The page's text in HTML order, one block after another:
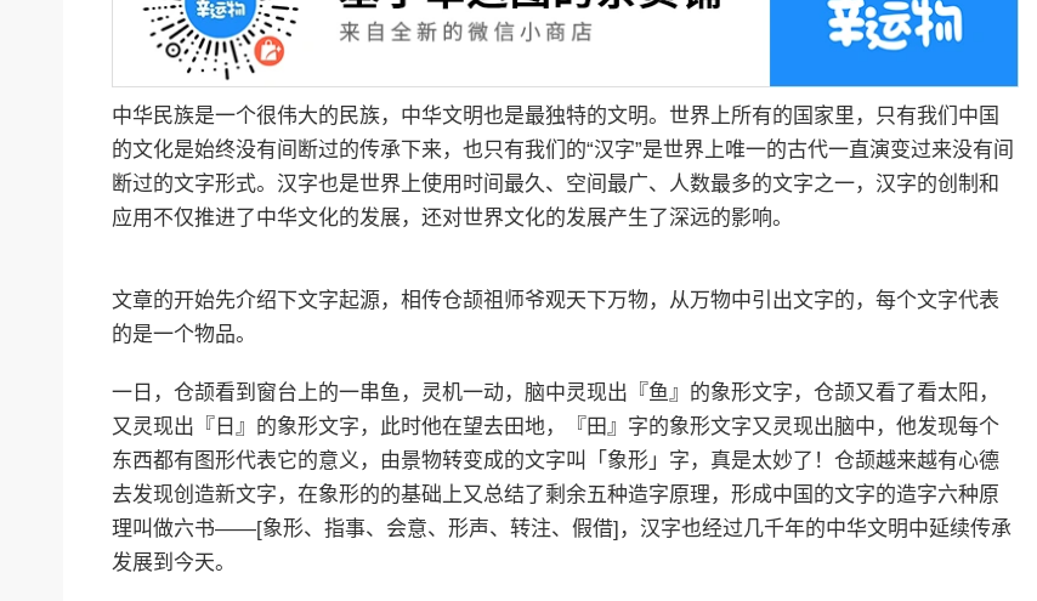
中华民族是一个很伟大的民族，中华文明也是最独特的文明。世界上所有的国家里，只有我们中国
的文化是始终没有间断过的传承下来，也只有我们的“汉字”是世界上唯一的古代一直演变过来没有间
断过的文字形式。汉字也是世界上使用时间最久、空间最广、人数最多的文字之一，汉字的创制和
应用不仅推进了中华文化的发展，还对世界文化的发展产生了深远的影响。
文章的开始先介绍下文字起源，相传仓颉祖师爷观天下万物，从万物中引出文字的，每个文字代表
的是一个物品。
一日，仓颉看到窗台上的一串鱼，灵机一动，脑中灵现出『鱼』的象形文字，仓颉又看了看太阳，
又灵现出『日』的象形文字，此时他在望去田地，『田』字的象形文字又灵现出脑中，他发现每个
东西都有图形代表它的意义，由景物转变成的文字叫「象形」字，真是太妙了！仓颉越来越有心德
去发现创造新文字，在象形的的基础上又总结了剩余五种造字原理，形成中国的文字的造字六种原
理叫做六书——[象形、指事、会意、形声、转注、假借]，汉字也经过几千年的中华文明中延续传承
发展到今天。
教你选出幸运的色彩-幸运潘通色… 幸运神之司门守卫，旧画新作非遗应该这样传承？…